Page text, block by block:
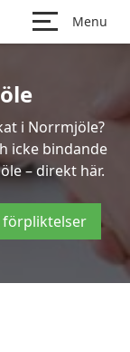
Menu
i Norrmjöle?
icke bindande
– direkt här.
förpliktelser